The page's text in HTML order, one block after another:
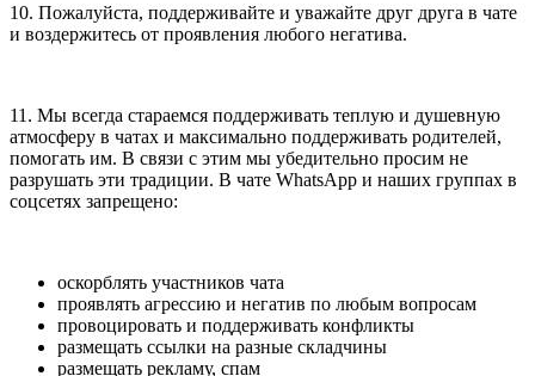
10. Пожалуйста, поддерживайте и уважайте друг друга в чате
и воздержитесь от проявления любого негатива.
11. Мы всегда стараемся поддерживать теплую и душевную
атмосферу в чатах и максимально поддерживать родителей,
помогать им. В связи с этим мы убедительно просим не
разрушать эти традиции. В чате WhatsApp и наших группах в
соцсетях запрещено:
оскорблять участников чата
проявлять агрессию и негатив по любым вопросам
провоцировать и поддерживать конфликты
размещать ссылки на разные складчины
размещать рекламу, спам